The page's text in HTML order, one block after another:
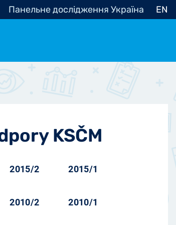
Панельне дослідження Україна EN
KSČM
2015/2 2015/1
2010/2 2010/1